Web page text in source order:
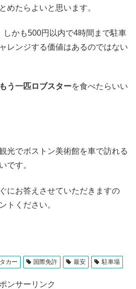
とめたらよいと思います。
しかも500円以内で4時間まで駐車
レンジする価値はあるのではない
う一匹ロブスターを食べたらいい
光でボストン美術館を車で訪れる
です。
にお答えさせていただきますの
トください。
カー 国際免許 最安 駐車場
ンサーリンク